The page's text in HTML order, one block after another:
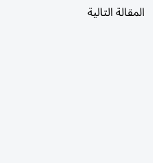
المقالة التالية